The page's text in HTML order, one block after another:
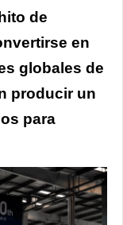
de
en
globales de
producir un
para